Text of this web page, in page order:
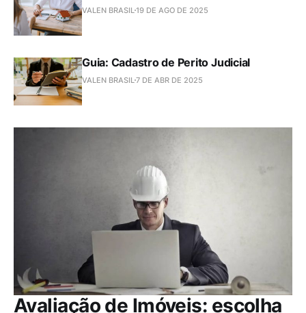
VALEN BRASIL 19 DE AGO DE 2025
Guia: Cadastro de Perito Judicial
VALEN BRASIL 7 DE ABR DE 2025
Avaliação de Imóveis: escolha